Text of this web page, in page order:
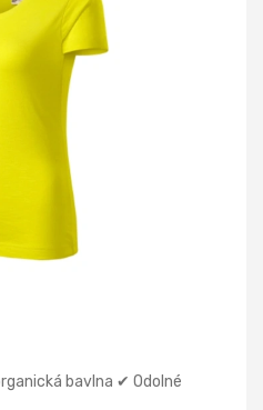
bavlna ✔ Odolné